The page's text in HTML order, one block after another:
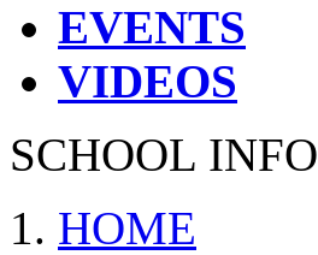
EVENTS
VIDEOS
SCHOOL INFO
HOME